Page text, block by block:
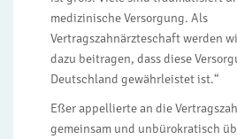
medizinische Versorgung. Als
Vertragszahnärzteschaft werden
dazu beitragen, dass diese
Deutschland gewährleistet ist.“
Eßer appellierte an die
gemeinsam und unbürokratisch